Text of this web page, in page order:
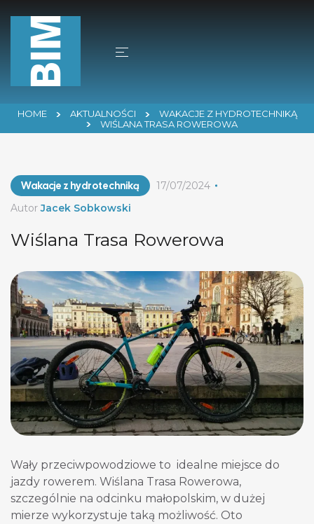
HOME AKTUALNOŚCI
WAKACJE Z HYDROTECHNIKĄ
WIŚLANA TRASA ROWEROWA
Wakacje z hydrotechniką
AutorJacek Sobkowski
17/07/2024
Wiślana Trasa Rowerowa
Wały przeciwpowodziowe to idealne miejsce do
jazdy rowerem. Wiślana Trasa Rowerowa,
szczególnie na odcinku małopolskim, w dużej
mierze wykorzystuje taką możliwość. Oto